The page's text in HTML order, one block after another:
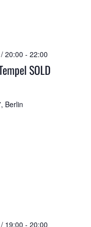
SOLD
20:00 - 22:00
Berlin
19:00 - 20:00